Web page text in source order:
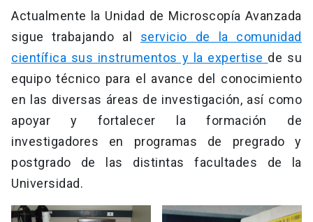
Actualmente la Unidad de Microscopía Avanzada
sigue trabajando al servicio de la comunidad
científica sus instrumentos y la expertise de su
equipo técnico para el avance del conocimiento
en las diversas áreas de investigación, así como
apoyar y fortalecer la formación de
investigadores en programas de pregrado y
postgrado de las distintas facultades de la
Universidad.